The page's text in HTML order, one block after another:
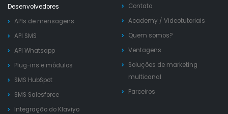
Desenvolvedores
APIs de mensagens
API SMS
API Whatsapp
Plug-ins e módulos
SMS HubSpot
SMS Salesforce
Integração do Klaviyo
Contato
Academy / Videotutoriais
Quem somos?
Ventagens
Soluções de marketing
multicanal
Parceiros